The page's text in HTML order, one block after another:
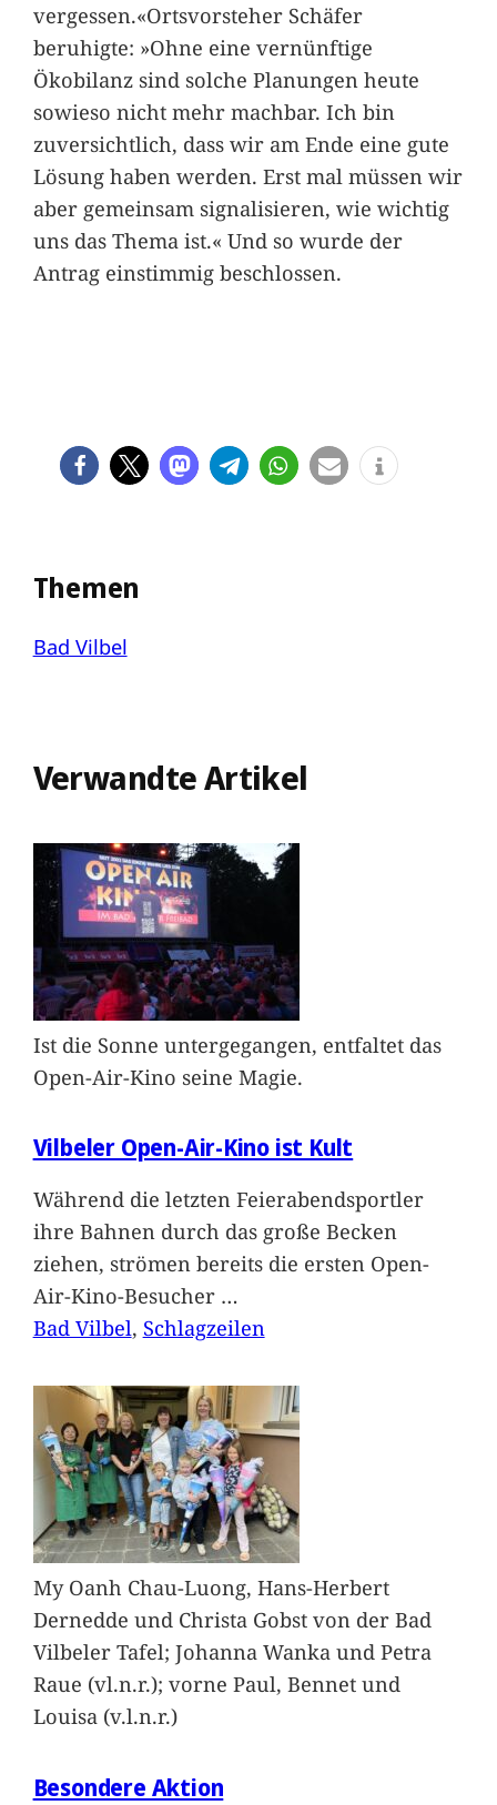
vergessen.«Ortsvorsteher Schäfer
beruhigte: »Ohne eine vernünftige
Ökobilanz sind solche Planungen heute
sowieso nicht mehr machbar. Ich bin
zuversichtlich, dass wir am Ende eine gute
Lösung haben werden. Erst mal müssen wir
aber gemeinsam signalisieren, wie wichtig
uns das Thema ist.« Und so wurde der
Antrag einstimmig beschlossen.
Themen
Bad Vilbel
Verwandte Artikel
Ist die Sonne untergegangen, entfaltet das
Open-Air-Kino seine Magie.
Vilbeler Open-Air-Kino ist Kult
Während die letzten Feierabendsportler
ihre Bahnen durch das große Becken
ziehen, strömen bereits die ersten Open-
Air-Kino-Besucher …
Bad Vilbel, Schlagzeilen
My Oanh Chau-Luong, Hans-Herbert
Dernedde und Christa Gobst von der Bad
Vilbeler Tafel; Johanna Wanka und Petra
Raue (vl.n.r.); vorne Paul, Bennet und
Louisa (v.l.n.r.)
Besondere Aktion